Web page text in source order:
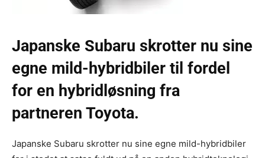
Japanske Subaru skrotter nu sine
egne mild-hybridbiler til fordel
for en hybridløsning fra
partneren Toyota.
Japanske Subaru skrotter nu sine egne mild-hybridbiler